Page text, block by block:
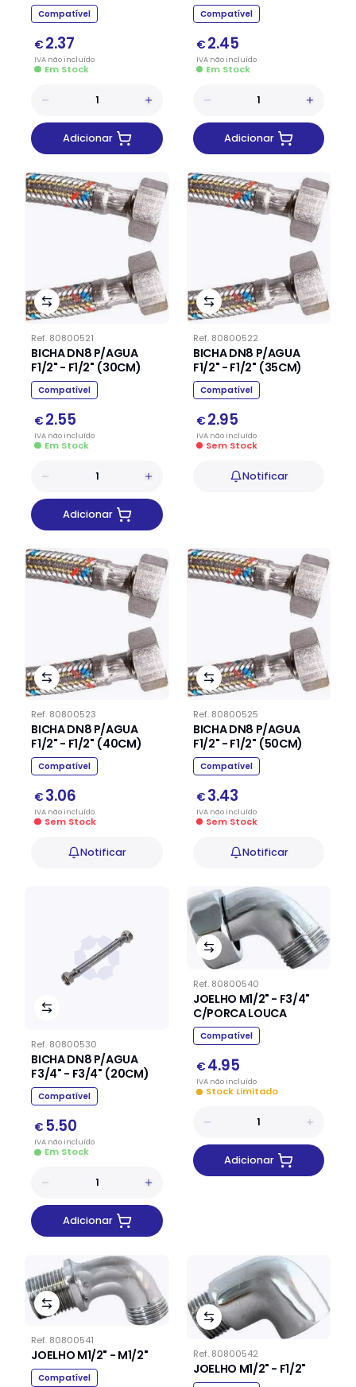
Compatível
€ 2.37
IVA nãoincluído
Em Stock
Adicionar
Compatível
€ 2.45
IVA nãoincluído
Em Stock
Adicionar
Ref. 80800521
BICHA DN8 P/AGUA
F1/2" - F1/2" (30CM)
Compatível
€ 2.55
IVA nãoincluído
Em Stock
Adicionar
Ref. 80800522
BICHA DN8 P/AGUA
F1/2" - F1/2" (35CM)
Compatível
€ 2.95
IVA nãoincluído
Sem Stock
Notificar
Ref. 80800523
BICHA DN8 P/AGUA
F1/2" - F1/2" (40CM)
Compatível
€ 3.06
IVA nãoincluído
Sem Stock
Notificar
Ref. 80800525
BICHA DN8 P/AGUA
F1/2" - F1/2" (50CM)
Compatível
€ 3.43
IVA nãoincluído
Sem Stock
Notificar
Ref. 80800530
BICHA DN8 P/AGUA
F3/4" - F3/4" (20CM)
Compatível
€ 5.50
IVA nãoincluído
Em Stock
Adicionar
Ref. 80800540
JOELHO M1/2" - F3/4"
C/PORCA LOUCA
Compatível
€ 4.95
IVA nãoincluído
Stock Limitado
Adicionar
Ref. 80800541
JOELHO M1/2" - M1/2"
Compatível
Ref. 80800542
JOELHO M1/2" - F1/2"